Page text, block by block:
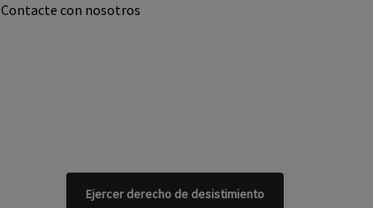
Contacte con nosotros
Ejercer derecho de desistimiento